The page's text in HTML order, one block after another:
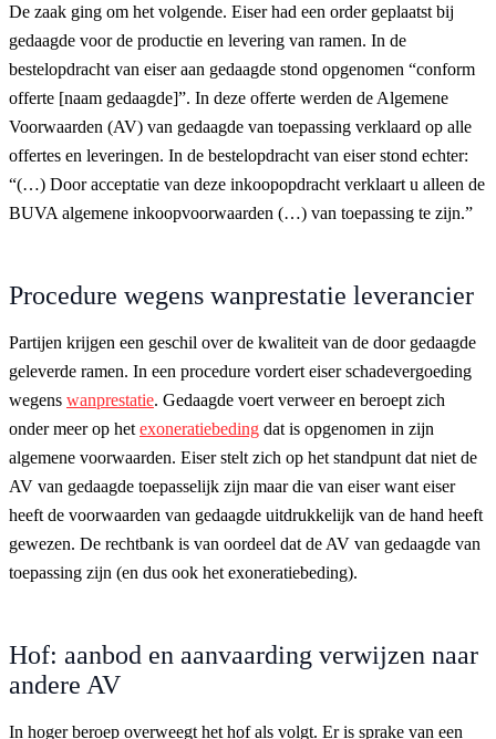
De zaak ging om het volgende. Eiser had een order geplaatst bij
gedaagde voor de productie en levering van ramen. In de
bestelopdracht van eiser aan gedaagde stond opgenomen “conform
offerte [naam gedaagde]”. In deze offerte werden de Algemene
Voorwaarden (AV) van gedaagde van toepassing verklaard op alle
offertes en leveringen. In de bestelopdracht van eiser stond echter:
“(…) Door acceptatie van deze inkoopopdracht verklaart u alleen de
BUVA algemene inkoopvoorwaarden (…) van toepassing te zijn.”
Procedure wegens wanprestatie leverancier
Partijen krijgen een geschil over de kwaliteit van de door gedaagde
geleverde ramen. In een procedure vordert eiser schadevergoeding
wegens wanprestatie. Gedaagde voert verweer en beroept zich
onder meer op het exoneratiebeding dat is opgenomen in zijn
algemene voorwaarden. Eiser stelt zich op het standpunt dat niet de
AV van gedaagde toepasselijk zijn maar die van eiser want eiser
heeft de voorwaarden van gedaagde uitdrukkelijk van de hand heeft
gewezen. De rechtbank is van oordeel dat de AV van gedaagde van
toepassing zijn (en dus ook het exoneratiebeding).
Hof: aanbod en aanvaarding verwijzen naar
andere AV
In hoger beroep overweegt het hof als volgt. Er is sprake van een